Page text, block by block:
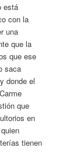
está
con la
una
que la
que ese
saca
donde el
que
en
tienen